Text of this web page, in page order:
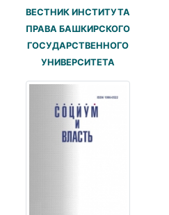
ВЕСТНИК ИНСТИТУТА
ПРАВА БАШКИРСКОГО
ГОСУДАРСТВЕННОГО
УНИВЕРСИТЕТА